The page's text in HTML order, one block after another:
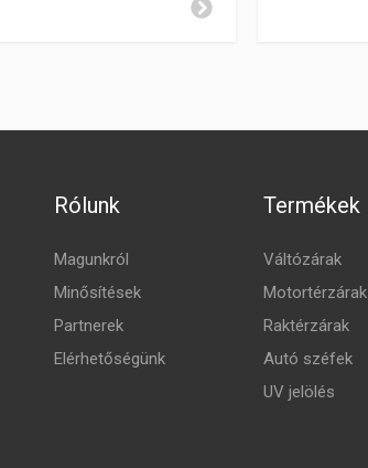
Rólunk
Magunkról
Minősítések
Partnerek
Elérhetőségünk
Termékek
Váltózárak
Motortérzárak
Raktérzárak
Autó széfek
UV jelölés